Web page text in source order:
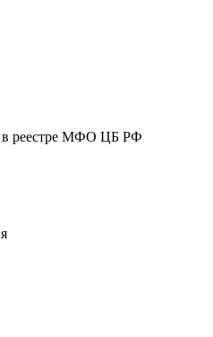
реестре МФО ЦБ РФ